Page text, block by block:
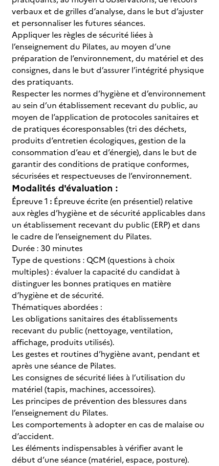
verbaux et de grilles d’analyse, dans le but d’ajuster
et personnaliser les futures séances.
Appliquer les règles de sécurité liées à
l’enseignement du Pilates, au moyen d’une
préparation de l’environnement, du matériel et des
consignes, dans le but d’assurer l’intégrité physique
des pratiquants.
Respecter les normes d’hygiène et d’environnement
au sein d’un établissement recevant du public, au
moyen de l’application de protocoles sanitaires et
de pratiques écoresponsables (tri des déchets,
produits d’entretien écologiques, gestion de la
consommation d’eau et d’énergie), dans le but de
garantir des conditions de pratique conformes,
sécurisées et respectueuses de l’environnement.
Modalités d'évaluation :
Épreuve 1 : Épreuve écrite (en présentiel) relative
aux règles d’hygiène et de sécurité applicables dans
un établissement recevant du public (ERP) et dans
le cadre de l’enseignement du Pilates.
Durée : 30 minutes
Type de questions : QCM (questions à choix
multiples) : évaluer la capacité du candidat à
distinguer les bonnes pratiques en matière
d’hygiène et de sécurité.
Thématiques abordées :
Les obligations sanitaires des établissements
recevant du public (nettoyage, ventilation,
affichage, produits utilisés).
Les gestes et routines d’hygiène avant, pendant et
après une séance de Pilates.
Les consignes de sécurité liées à l’utilisation du
matériel (tapis, machines, accessoires).
Les principes de prévention des blessures dans
l’enseignement du Pilates.
Les comportements à adopter en cas de malaise ou
d’accident.
Les éléments indispensables à vérifier avant le
début d’une séance (matériel, espace, posture).